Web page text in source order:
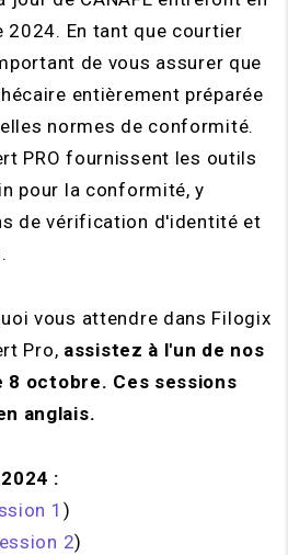
2024. En tant que courtier
de vous assurer que
entièrement préparée
normes de conformité.
PRO fournissent les outils
pour la conformité, y
de vérification d'identité et
vous attendre dans Filogix
Pro, assistez à l'un de nos
8 octobre. Ces sessions
anglais.
:
1 )
2)